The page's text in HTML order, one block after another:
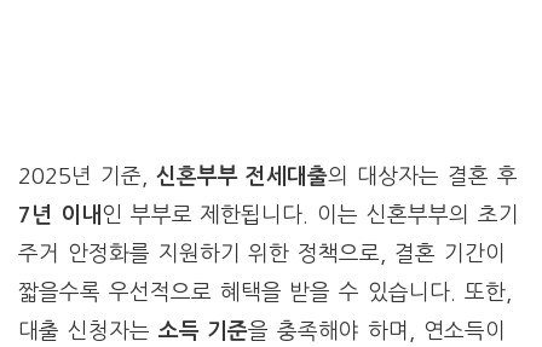
2025년 기준, 신혼부부 전세대출의 대상자는 결혼 후
7년 이내 인 부부로 제한됩니다. 이는 신혼부부의 초기
주거 안정화를 지원하기 위한 정책으로, 결혼 기간이
짧을수록 우선적으로 혜택을 받을 수 있습니다. 또한,
대출 신청자는 소득 기준을 충족해야 하며, 연소득이